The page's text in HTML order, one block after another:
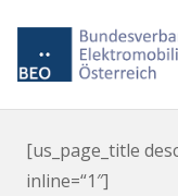
[us_page_title
inline=“1″]